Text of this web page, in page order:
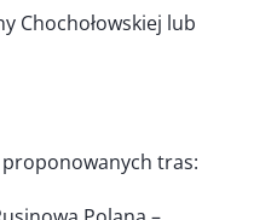
Chochołowskiej lub
tras: